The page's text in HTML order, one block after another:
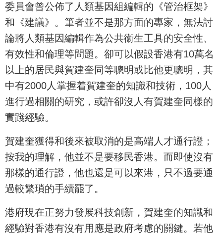
委員會曾公佈了人類基因組編輯的《管治框架》
和《建議》。筆者並不是那方面的專家，無法討
論將人類基因編輯作為公共衞生工具的安全性、
有效性和倫理等問題。卻可以假設香港有10萬名
以上的居民與賀建奎同等聰明或比他更聰明，其
中有2000人掌握着賀建奎的知識和技術，100人
進行過相關的研究，或許卻沒人有賀建奎同樣的
實踐經驗。
賀建奎獲得和後來被取消的是高端人才通行證；
按我的理解，他並不是要移民香港。而即使沒有
那樣的通行證，他也還是可以來港，只不過要通
過較繁瑣的手續罷了。
港府現在正努力發展科技創新，賀建奎的知識和
經驗對香港有沒有用應是政府考慮的關鍵。若他